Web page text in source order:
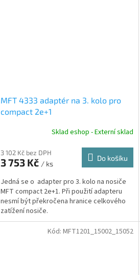
MFT 4333 adaptér na 3. kolo pro
compact 2e+1
Sklad eshop - Externí sklad
3 102 Kč bez DPH
3 753 Kč / ks
Do košíku
Jedná se o adapter pro 3. kolo na nosiče
MFT compact 2e+1. Při použití adapteru
nesmí být překročena hranice celkového
zatížení nosiče.
Kód: MFT1201_15002_15052